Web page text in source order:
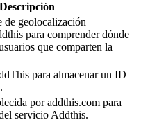
Descripción
de geolocalización
para comprender dónde
que comparten la
para almacenar un ID
por addthis.com para
servicio Addthis.